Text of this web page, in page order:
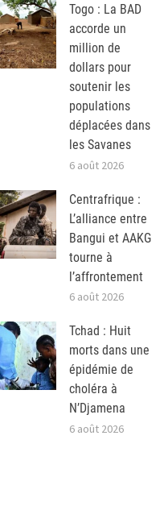
Togo : La BAD
accorde un
million de
dollars pour
soutenir les
populations
déplacées dans
les Savanes
6 août 2026
Centrafrique :
L’alliance entre
Bangui et AAKG
tourne à
l’affrontement
6 août 2026
Tchad : Huit
morts dans une
épidémie de
choléra à
N’Djamena
6 août 2026